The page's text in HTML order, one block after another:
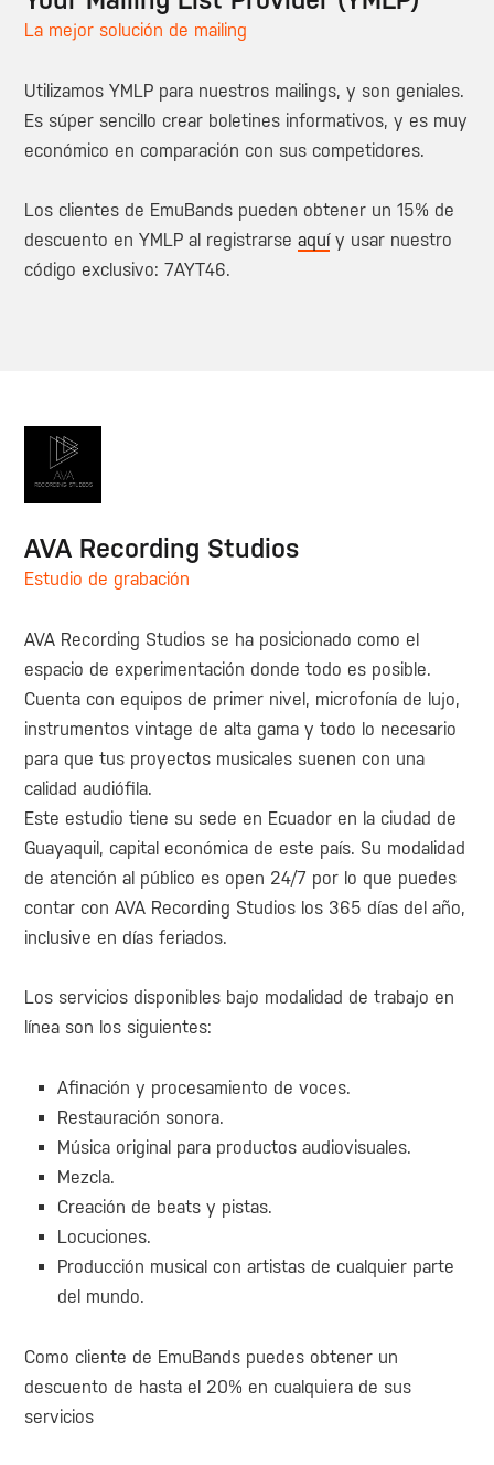
La mejor solución de mailing
Utilizamos YMLP para nuestros mailings, y son geniales.
Es súper sencillo crear boletines informativos, y es muy
económico en comparación con sus competidores.
Los clientes de EmuBands pueden obtener un 15% de
descuento en YMLP al registrarseaquíy usar nuestro
código exclusivo: 7AYT46.
AVA Recording Studios
Estudio de grabación
AVA Recording Studios se ha posicionado como el
espacio de experimentación donde todo es posible.
Cuenta con equipos de primer nivel, microfonía de lujo,
instrumentos vintage de alta gama y todo lo necesario
para que tus proyectos musicales suenen con una
calidad audiófila.
Este estudio tiene su sede en Ecuador en la ciudad de
Guayaquil, capital económica de este país. Su modalidad
de atención al público es open 24/7 por lo que puedes
contar con AVA Recording Studios los 365 días del año,
inclusive en días feriados.
Los servicios disponibles bajo modalidad de trabajo en
línea son los siguientes:
Afinación y procesamiento de voces.
Restauración sonora.
Música original para productos audiovisuales.
Mezcla.
Creación de beats y pistas.
Locuciones.
Producción musical con artistas de cualquier parte
del mundo.
Como cliente de EmuBands puedes obtener un
descuento de hasta el 20% en cualquiera de sus
servicios